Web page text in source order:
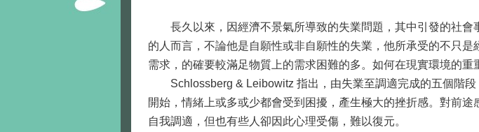
長久以來，因經濟不景氣所導致的失業問題，其中引發的社會
的人而言，不論他是自願性或非自願性的失業，他所承受的不只
需求，的確要較滿足物質上的需求困難的多。如何在現實環境的
Schlossberg & Leibowitz 指出，由失業至調適完成的五個階段
開始，情緒上或多或少都會受到困擾，產生極大的挫折感。對前
自我調適，但也有些人卻因此心理受傷，難以復元。